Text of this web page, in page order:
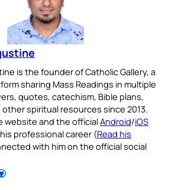
is the founder of Catholic Gallery, a
sharing Mass Readings in multiple
quotes, catechism, Bible plans,
spiritual resources since 2013.
website and the officialAndroid/iOS
professional career (Read his
with him on the official social